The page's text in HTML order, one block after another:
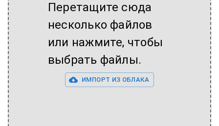
Перетащите сюда
несколько файлов
или нажмите, чтобы
выбрать файлы.
ИМПОРТ ИЗ ОБЛАКА